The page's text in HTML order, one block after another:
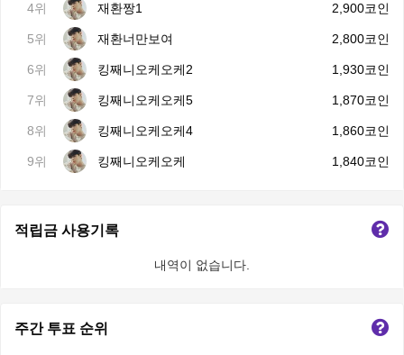
4위 재환짱1 2,900코인
5위 재환너만보여 2,800코인
6위 킹째니오케오케2 1,930코인
7위 킹째니오케오케5 1,870코인
8위 킹째니오케오케4 1,860코인
9위 킹째니오케오케 1,840코인
적립금 사용기록
내역이 없습니다.
주간 투표 순위